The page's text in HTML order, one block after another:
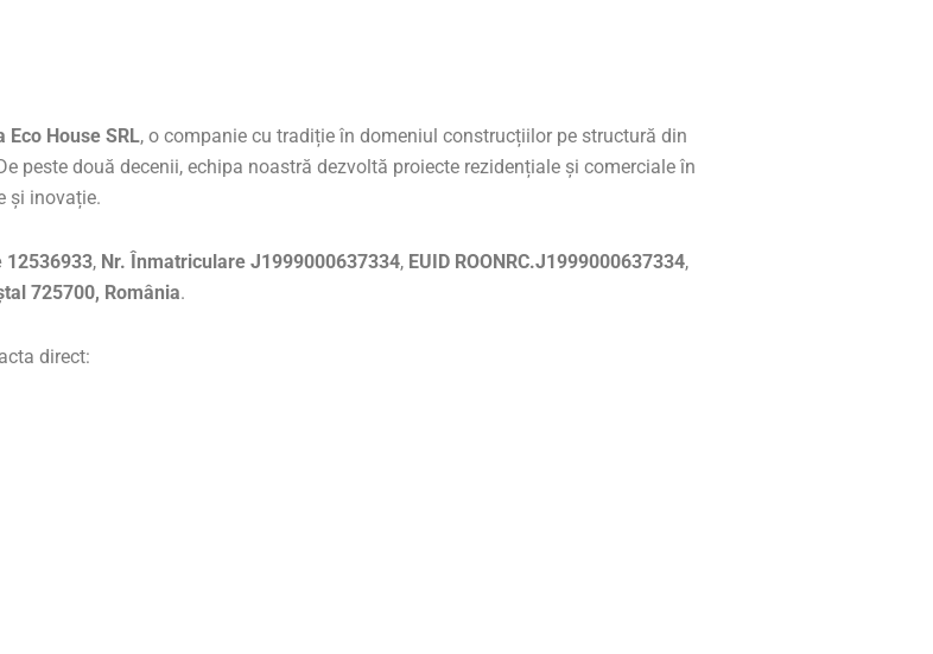
Eco House SRL, o companie cu tradiție în domeniul construcțiilor pe structură din
peste două decenii, echipa noastră dezvoltă proiecte rezidențiale și comerciale în
și inovație.
12536933, Nr. Înmatriculare J1999000637334, EUID ROONRC.J1999000637334,
725700, România.
direct: